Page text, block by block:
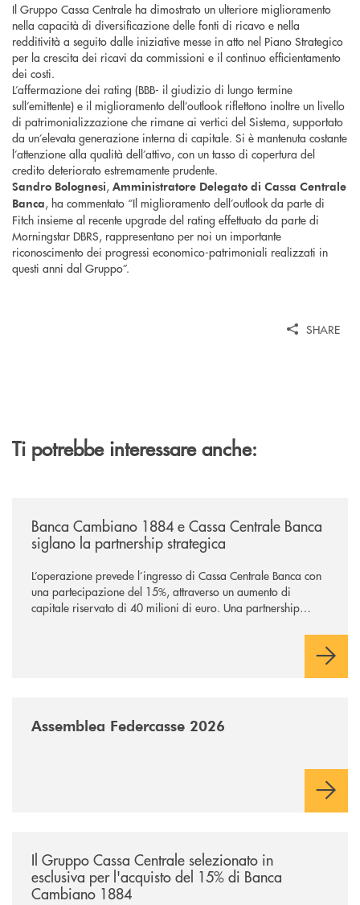
Il Gruppo Cassa Centrale ha dimostrato un ulteriore miglioramento
nella capacità di diversificazione delle fonti di ricavo e nella
redditività a seguito dalle iniziative messe in atto nel Piano Strategico
per la crescita dei ricavi da commissioni e il continuo efficientamento
dei costi.
L’affermazione dei rating (BBB- il giudizio di lungo termine
sull’emittente) e il miglioramento dell’outlook riflettono inoltre un livello
di patrimonializzazione che rimane ai vertici del Sistema, supportato
da un’elevata generazione interna di capitale. Si è mantenuta costante
l’attenzione alla qualità dell’attivo, con un tasso di copertura del
credito deteriorato estremamente prudente.
Sandro Bolognesi, Amministratore Delegato di Cassa Centrale
Banca, ha commentato “Il miglioramento dell’outlook da parte di
Fitch insieme al recente upgrade del rating effettuato da parte di
Morningstar DBRS, rappresentano per noi un importante
riconoscimento dei progressi economico-patrimoniali realizzati in
questi anni dal Gruppo”.
SHARE
Ti potrebbe interessare anche:
Banca Cambiano 1884 e Cassa Centrale Banca
siglano la partnership strategica
L’operazione prevede l’ingresso di Cassa Centrale Banca con
una partecipazione del 15%, attraverso un aumento di
capitale riservato di 40 milioni di euro. Una partnership
comuni e sulla prossimità ai territori, per ampliare l’offerta e
Assemblea Federcasse 2026
Il Gruppo Cassa Centrale selezionato in
esclusiva per l'acquisto del 15% di Banca
Cambiano 1884